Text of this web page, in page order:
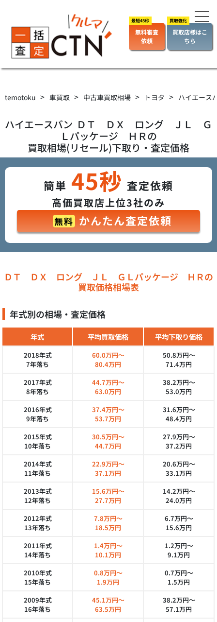
無料審査
依頼
買取店様はこ
ちら
temotoku > 車買取 > 中古車買取相場 > トヨタ > ハイエース
ハイエースバン ＤＴ ＤＸ ロング ＪＬ Ｇ
Ｌパッケージ ＨＲの
買取相場(リセール)下取り・査定価格
簡単 45秒 査定依頼
高価買取店上位3社のみ
無料 かんたん査定依頼
ＤＴ ＤＸ ロング ＪＬ ＧＬパッケージ ＨＲの
買取価格相場表
年式別の相場・査定価格
年式 平均買取価格 平均下取り価格
2018年式
7年落ち
60.0万円～
80.4万円
50.8万円～
71.4万円
2017年式
8年落ち
44.7万円～
63.0万円
38.2万円～
53.0万円
2016年式
9年落ち
37.4万円～
53.7万円
31.6万円～
48.4万円
2015年式
10年落ち
30.5万円～
44.7万円
27.9万円～
37.2万円
2014年式
11年落ち
22.9万円～
37.1万円
20.6万円～
33.1万円
2013年式
12年落ち
15.6万円～
27.7万円
14.2万円～
24.0万円
2012年式
13年落ち
7.8万円～
18.5万円
6.7万円～
15.6万円
2011年式
14年落ち
1.4万円～
10.1万円
1.2万円～
9.1万円
2010年式
15年落ち
0.8万円～
1.9万円
0.7万円～
1.5万円
2009年式
16年落ち
45.1万円～
63.5万円
38.2万円～
57.1万円